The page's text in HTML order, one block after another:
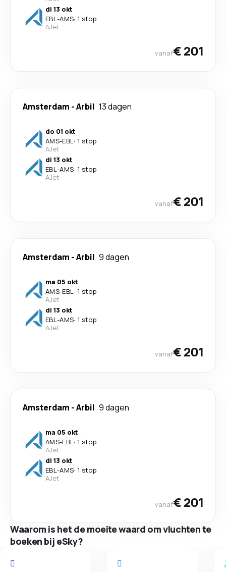
di 13 okt
EBL-AMS· 1 stop
AJet
vanaf€ 201
Amsterdam -Arbil 13 dagen
do 01 okt
AMS-EBL· 1 stop
AJet
di 13 okt
EBL-AMS· 1 stop
AJet
vanaf€ 201
Amsterdam -Arbil 9 dagen
ma 05 okt
AMS-EBL· 1 stop
AJet
di 13 okt
EBL-AMS· 1 stop
AJet
vanaf€ 201
Amsterdam -Arbil 9 dagen
ma 05 okt
AMS-EBL· 1 stop
AJet
di 13 okt
EBL-AMS· 1 stop
AJet
vanaf€ 201
Waarom is het de moeite waard om vluchten te
boeken bij eSky?